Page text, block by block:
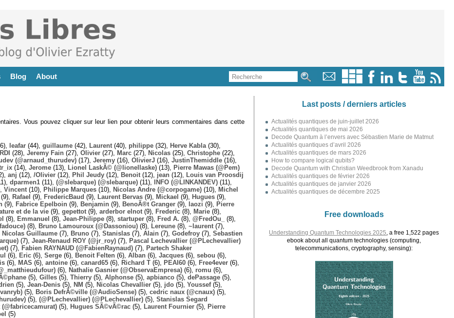
Blog About
Vous pouvez cliquer sur leur lien pour obtenir leurs commentaires dans cette
leafar (44), guillaume (42), Laurent (40), philippe (32), Herve Kabla (30),
(28), Jeremy Fain (27), Olivier (27), Marc (27), Nicolas (25), Christophe (22),
(@arnaud_thurudev) (17), Jeremy (16), OlivierJ (16), JustinThemiddle (16),
(14), Jerome (13), Lionel LaskÃ© (@lionellaske) (13),
Pierre Mawas (@Pem)
anj (12), /Olivier (12), Phil Jeudy (12), Benoit (12), jean (12),
Louis van Proosdij
dparmen1 (11), (@slebarque) (@slebarque) (11), INFO (@LINKANDEV) (11),
Vincent (10), Philippe Marques (10), Nicolas Andre (@corpogame) (10),
Michel
(9), Rafael (9), FredericBaud (9), Laurent Bervas (9), Mickael (9), Hugues (9),
(9), Fabrice Epelboin (9), Benjamin (9), BenoÃ®t Granger (9), laozi (9),
Pierre
et de la vie (9), gepettot (9), arderbor elnot (9), Frederic (8), Marie (8),
(8), Emmanuel (8), Jean-Philippe (8), startuper (8), Fred A. (8), @FredOu_
(8),
(8), Bruno Lamouroux (@Dassoniou) (8), Lereune (8), ~laurent (7),
Nicolas Guillaume (7), Bruno (7), Stanislas (7), Alain (7), Godefroy (7), Sebastien
(7), Jean-Renaud ROY (@jr_roy) (7),
Pascal Lechevallier (@PLechevallier)
(7), Fabien RAYNAUD (@FabienRaynaud) (7),
Partech Shaker
(6), Eric (6), Serge (6), Benoit Felten (6), Alban (6), Jacques (6), sebou (6),
(6), MAS (6), antoine (6), canard65 (6), Richard T (6), PEAI60 (6), Free4ever (6),
(6), Nathalie Gasnier (@ObservaEmpresa) (6), romu (6),
(5), Gilles (5), Thierry (5), Alphonse (5), apbianco (5), dePassage (5),
(5), Jean-Denis (5), NM (5), Nicolas Chevallier (5), jdo (5), Youssef(5),
(5), Boris DefrÃ©ville (@AudioSense) (5), cedric naux (@cnaux) (5),
(5), (@PLechevallier) (@PLechevallier) (5), Stanislas Segard
(@fabricecamurat) (5), Hugues SÃ©vÃ©rac (5), Laurent Fournier (5),
Pierre
(5)
Last posts / derniers articles
Actualités quantiques de juin-juillet 2026
Actualités quantiques de mai 2026
Decode Quantum à l’envers avec Sébastien Marie de Matmut
Actualités quantiques d’avril 2026
Actualités quantiques de mars 2026
How to compare logical qubits?
Decode Quantum with Christian Weedbrook from Xanadu
Actualités quantiques de février 2026
Actualités quantiques de janvier 2026
Actualités quantiques de décembre 2025
Free downloads
Understanding Quantum Technologies 2025 , a free 1,522 pages
ebook about all quantum technologies (computing,
telecommunications, cryptography, sensing):